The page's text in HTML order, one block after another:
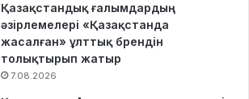
Қазақстандық ғалымдардың
әзірлемелері «Қазақстанда
жасалған» ұлттық брендін
толықтырып жатыр
7.08.2026